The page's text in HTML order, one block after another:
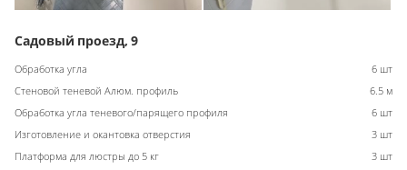
Садовый проезд, 9
Обработка угла
6 шт
Стеновой теневой Алюм. профиль
6.5 м
Обработка угла теневого/парящего профиля
6 шт
Изготовление и окантовка отверстия
3 шт
Платформа для люстры до 5 кг
3 шт